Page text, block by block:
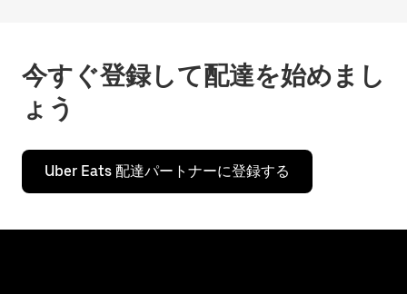
今すぐ登録して配達を始めまし
ょう
Uber Eats 配達パートナーに登録する